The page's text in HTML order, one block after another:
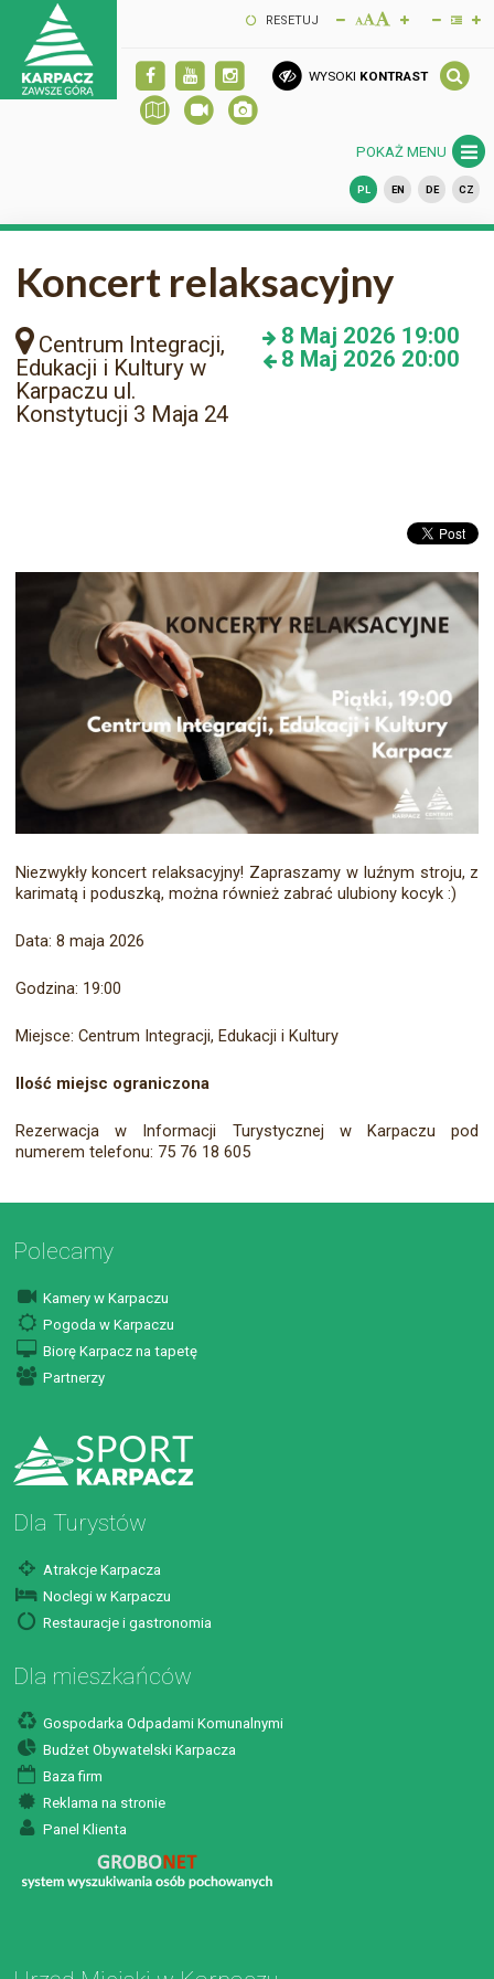
RESETUJ
WYSOKI KONTRAST
POKAŻ MENU
PL EN DE CZ
Koncert relaksacyjny
Centrum Integracji,
Edukacji i Kultury w
Karpaczu ul.
Konstytucji 3 Maja 24
8 Maj 2026 19:00
8 Maj 2026 20:00
Niezwykły koncert relaksacyjny! Zapraszamy w luźnym stroju, z
karimatą i poduszką, można również zabrać ulubiony kocyk :)
Data: 8 maja 2026
Godzina: 19:00
Miejsce: Centrum Integracji, Edukacji i Kultury
Ilość miejsc ograniczona
Rezerwacja w Informacji Turystycznej w Karpaczu pod
numerem telefonu: 75 76 18 605
Polecamy
Kamery w Karpaczu
Pogoda w Karpaczu
Biorę Karpacz na tapetę
Partnerzy
Dla Turystów
Atrakcje Karpacza
Noclegi w Karpaczu
Restauracje i gastronomia
Dla mieszkańców
Gospodarka Odpadami Komunalnymi
Budżet Obywatelski Karpacza
Baza firm
Reklama na stronie
Panel Klienta